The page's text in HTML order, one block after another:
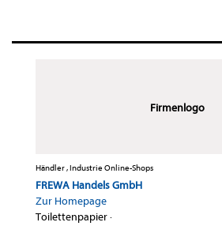
Firmenlogo
Händler , Industrie Online-Shops
FREWA Handels GmbH
Zur Homepage
Toilettenpapier·